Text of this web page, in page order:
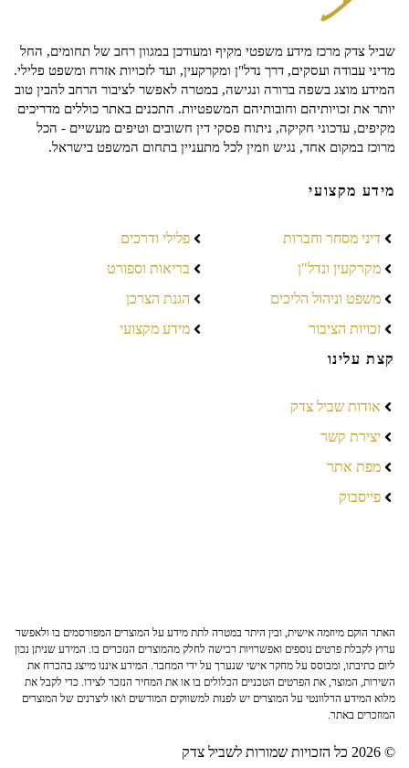
שביל צדק מרכז מידע משפטי מקיף ומעודכן במגוון רחב של תחומים, החל
מדיני עבודה ועסקים, דרך נדל"ן ומקרקעין, ועד לזכויות אזרח ומשפט פלילי.
המידע מוצג בשפה ברורה ונגישה, במטרה לאפשר לציבור הרחב להבין טוב
יותר את זכויותיהם וחובותיהם המשפטיות. התכנים באתר כוללים מדריכים
מקיפים, עדכוני חקיקה, ניתוח פסקי דין חשובים וטיפים מעשיים - הכל
מרוכז במקום אחד, נגיש וזמין לכל מתעניין בתחום המשפט בישראל.
מידע מקצועי
דיני מסחר וחברות
מקרקעין ונדל"ן
משפט וניהול הליכים
זכויות הציבור
פלילי ודרכים
בריאות וספורט
הגנת הצרכן
מידע מקצועי
קצת עלינו
אודות שביל צדק
יצירת קשר
מפת אתר
פייסבוק
האתר הוקם מיוזמה אישית, ובין היתר במטרה לתת מידע על המוצרים המפורסמים בו ולאפשר
ערוץ לקבלת פרטים נוספים ואפשרויות רכישה לחלק מהמוצרים הנזכרים בו. המידע שניתן נכון
ליום כתיבתו, ומבוסס על מחקר אישי שנערך על ידי המחבר. המידע איננו מייצג בהכרח את
השירות, המוצר, את הפרטים הטכניים הכלולים בו או את המחיר הנזכר לצידו. כדי לקבל את
מלוא המידע הרלוונטי על המוצרים יש לפנות למשווקים המורשים ו/או ליצרנים של המוצרים
המוזכרים באתר.
© 2026 כל הזכויות שמורות לשביל צדק